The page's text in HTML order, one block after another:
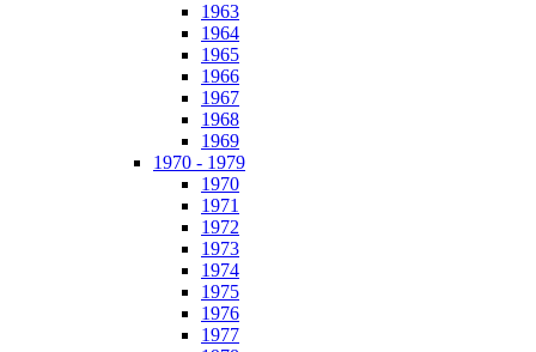
1963
1964
1965
1966
1967
1968
1969
1970 - 1979
1970
1971
1972
1973
1974
1975
1976
1977